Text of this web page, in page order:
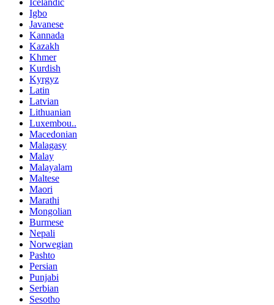
Igbo
Javanese
Kannada
Kazakh
Khmer
Kurdish
Kyrgyz
Latin
Latvian
Lithuanian
Luxembou..
Macedonian
Malagasy
Malay
Malayalam
Maltese
Maori
Marathi
Mongolian
Burmese
Nepali
Norwegian
Pashto
Persian
Punjabi
Serbian
Sesotho